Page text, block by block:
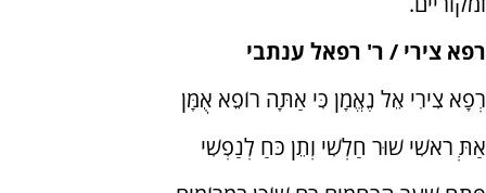
רפא צירי / ר' רפאל ענתבי
רְפָא צִירִי אֵל נֶאֱמָן כִּי אַתָּה רוֹפֵא אֻמָּן
אַתְּ רֹאשִׁי שׁוּר חַלְשִׁי וְתֵן כֹּחַ לְנַפְשִׁי